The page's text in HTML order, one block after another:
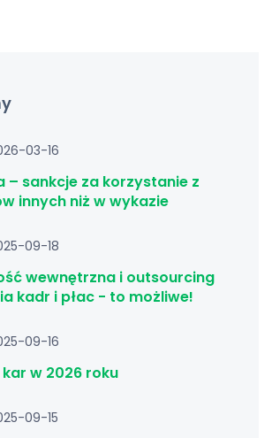
03-16
– sankcje za korzystanie z
innych niż w wykazie
09-18
wewnętrzna i outsourcing
kadr i płac - to możliwe!
09-16
kar w 2026 roku
09-15